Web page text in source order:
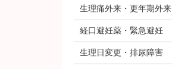
生理痛外来・更年期外来
経口避妊薬・緊急避妊
生理日変更・排尿障害